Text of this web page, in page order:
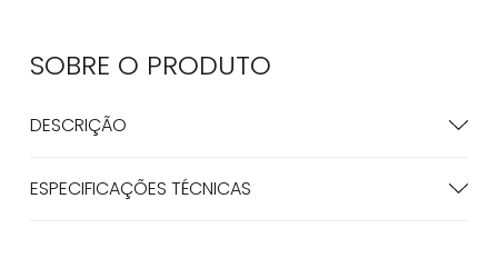
SOBRE O PRODUTO
DESCRIÇÃO
ESPECIFICAÇÕES TÉCNICAS